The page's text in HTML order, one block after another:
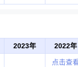
2023年 2022年
点击查